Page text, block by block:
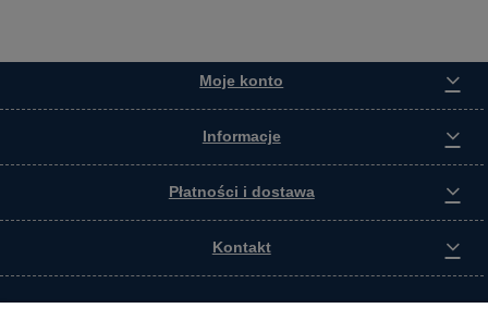
Moje konto
Informacje
Płatności i dostawa
Kontakt